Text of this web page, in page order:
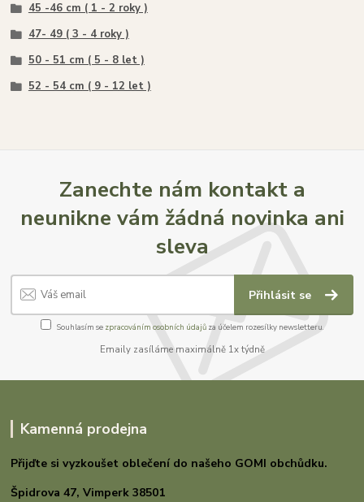
45 -46 cm ( 1 - 2 roky )
47- 49 ( 3 - 4 roky )
50 - 51 cm ( 5 - 8 let )
52 - 54 cm ( 9 - 12 let )
Zanechte nám kontakt a
neunikne vám žádná novinka ani
sleva
Přihlásit se
Souhlasím se zpracováním osobních údajůza účelem rozesílky newsletteru.
Emaily zasíláme maximálně 1x týdně
Kamenná prodejna
Přijďte si vyzkoušet oblečení do našeho GOMI obchůdku.
Špidrova 47,Vimperk 38501